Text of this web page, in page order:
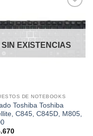
a la
lista de
SIN EXISTENCIAS
DE NOTEBOOKS
Toshiba Toshiba
C845, C845D, M805,